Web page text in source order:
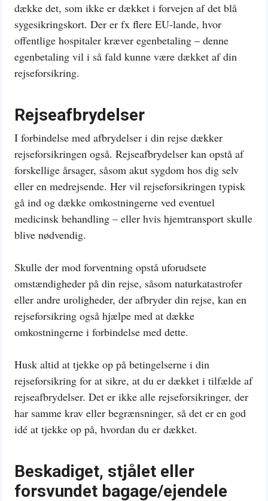
dække det, som ikke er dækket i forvejen af det blå
sygesikringskort. Der er fx flere EU-lande, hvor
offentlige hospitaler kræver egenbetaling – denne
egenbetaling vil i så fald kunne være dækket af din
rejseforsikring.
Rejseafbrydelser
I forbindelse med afbrydelser i din rejse dækker
rejseforsikringen også. Rejseafbrydelser kan opstå af
forskellige årsager, såsom akut sygdom hos dig selv
eller en medrejsende. Her vil rejseforsikringen typisk
gå ind og dække omkostningerne ved eventuel
medicinsk behandling – eller hvis hjemtransport skulle
blive nødvendig.
Skulle der mod forventning opstå uforudsete
omstændigheder på din rejse, såsom naturkatastrofer
eller andre uroligheder, der afbryder din rejse, kan en
rejseforsikring også hjælpe med at dække
omkostningerne i forbindelse med dette.
Husk altid at tjekke op på betingelserne i din
rejseforsikring for at sikre, at du er dækket i tilfælde af
rejseafbrydelser. Det er ikke alle rejseforsikringer, der
har samme krav eller begrænsninger, så det er en god
idé at tjekke op på, hvordan du er dækket.
Beskadiget, stjålet eller
forsvundet bagage/ejendele